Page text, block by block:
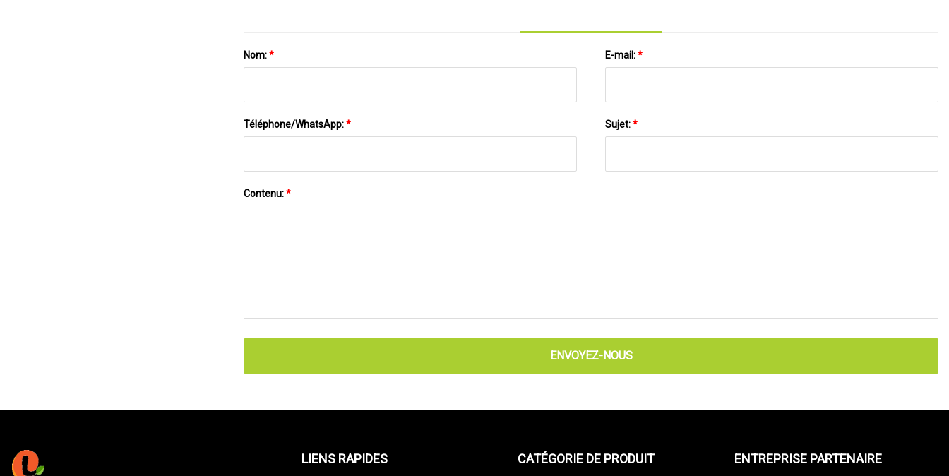
Nom:* E-mail:*
Téléphone/WhatsApp:* Sujet:*
Contenu:*
ENVOYEZ-NOUS
LIENS RAPIDES CATÉGORIE DE PRODUIT ENTREPRISE PARTENAIRE